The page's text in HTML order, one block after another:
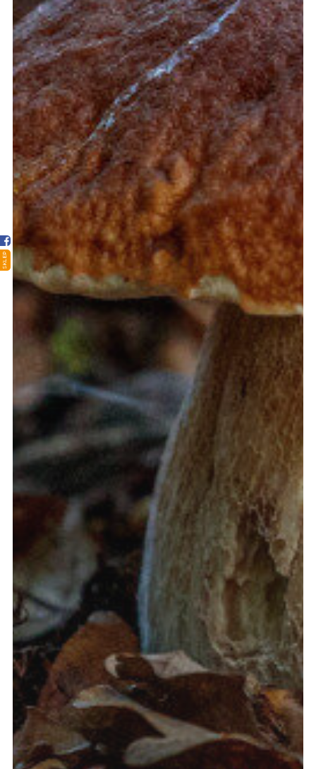
SKLEP
Strona główna
Sklep
Porady
Ciekawostki
Atlas grzybów
Kontakt